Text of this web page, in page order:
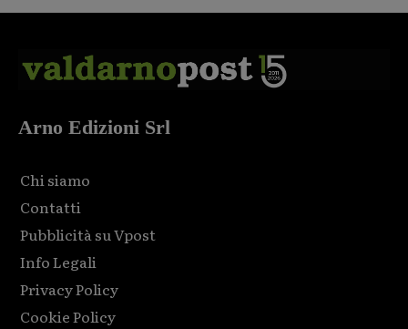
Arno Edizioni Srl
Chi siamo
Contatti
Pubblicità su Vpost
Info Legali
Privacy Policy
Cookie Policy